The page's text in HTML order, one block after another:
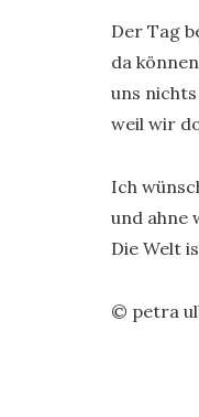
Der Tag
da
uns
weil wir
Ich
und ahne
Die Welt
© petra